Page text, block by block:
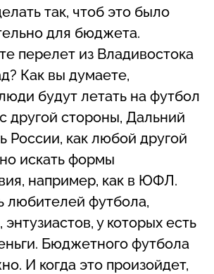
так, чтоб это было
для бюджета.
перелет из Владивостока
Как вы думаете,
будут летать на футбол
другой стороны, Дальний
России, как любой другой
искать формы
например, как в ЮФЛ.
любителей футбола,
у которых есть
Бюджетного футбола
И когда это произойдет,